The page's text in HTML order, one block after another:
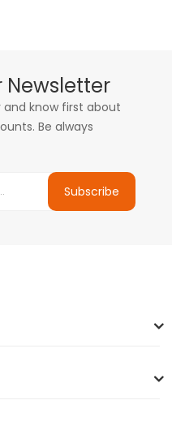
Newsletter
know first about
Be always
Subscribe